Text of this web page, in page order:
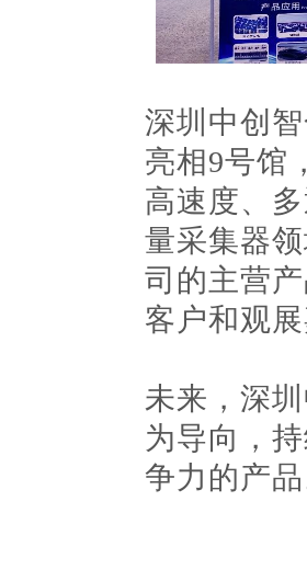
深圳中创
亮相9号馆
高速度、
量采集器
司的主营
客户和观
未来，深
为导向，
争力的产